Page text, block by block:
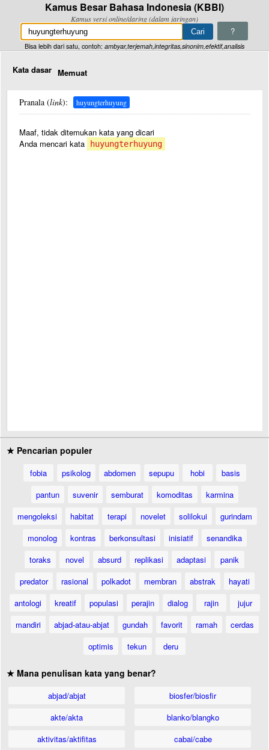
Kamus Besar Bahasa Indonesia (KBBI)
Kamus versi online/daring (dalam jaringan)
?
Bisa lebih dari satu, contoh: ambyar,terjemah,integritas,sinonim,efektif,analisis
Kata dasar Memuat
Pranala (link): huyungterhuyung
Maaf, tidak ditemukan kata yang dicari
Anda mencari kata
huyungterhuyung
★ Pencarian populer
fobia psikolog abdomen sepupu hobi
basis
pantun
suvenir semburat komoditas
karmina
mengoleksi
habitat terapi novelet solilokui
gurindam
monolog
kontras berkonsultasi inisiatif
senandika
toraks
novel absurd replikasi adaptasi
panik
predator
rasional polkadot membran abstrak
hayati
antologi
kreatif populasi perajin dialog rajin
jujur
mandiri
abjad-atau-abjat gundah favorit ramah
cerdas
optimis
tekun deru
★ Mana penulisan kata yang benar?
abjad/abjat
akte/akta
aktivitas/aktifitas
biosfer/biosfir
blanko/blangko
cabai/cabe